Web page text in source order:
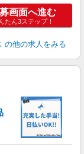
画面へ進む
たん3ステップ！
の他の求人をみる